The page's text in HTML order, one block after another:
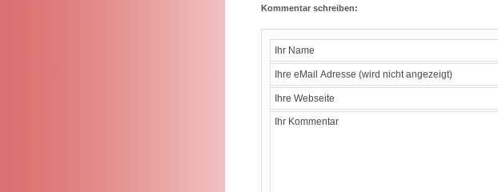
Kommentar schreiben: